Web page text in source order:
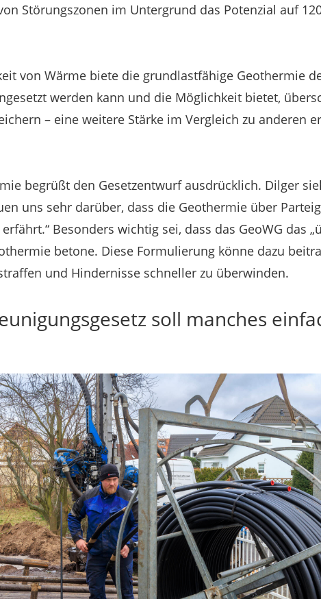
Störungszonen im Untergrund das Potenzial auf
von Wärme biete die grundlastfähige Geothermie
werden kann und die Möglichkeit bietet,
– eine weitere Stärke im Vergleich zu anderen
begrüßt den Gesetzentwurf ausdrücklich. Dilger
uns sehr darüber, dass die Geothermie über
Besonders wichtig sei, dass das GeoWG das
betone. Diese Formulierung könne dazu
und Hindernisse schneller zu überwinden.
soll manches